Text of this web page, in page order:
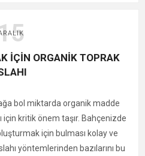
Oil
taze kullanım için harika
eşsiz aromasını her an
bulabilirsiniz.
Patates
İÇİN ORGANİK TOPRAK
bol miktarda organik madde
için kritik önem taşır. Bahçenizde
için bulması kolay ve
yöntemlerinden bazılarını bu